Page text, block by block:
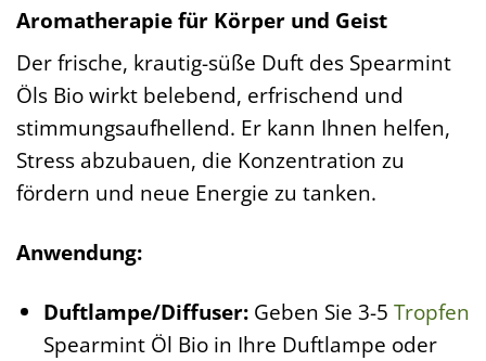
Aromatherapie für Körper und Geist
Der frische, krautig-süße Duft des Spearmint
Öls Bio wirkt belebend, erfrischend und
stimmungsaufhellend. Er kann Ihnen helfen,
Stress abzubauen, die Konzentration zu
fördern und neue Energie zu tanken.
Anwendung:
Duftlampe/Diffuser:Geben Sie 3-5 Tropfen
Spearmint Öl Bio in Ihre Duftlampe oder